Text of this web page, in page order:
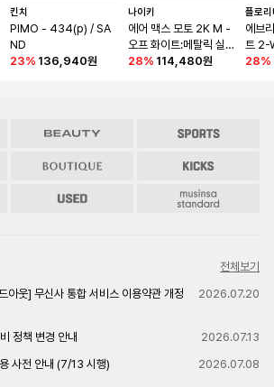
킨치
PIMO - 434(p) / SA
ND
23% 136,940원
나이키
에어 맥스 모토 2K M -
오프 화이트:메탈릭 실
버:하이퍼 터콰이즈:블
28% 114,480원
플로
에브
트 2-
랙
28%
전체보기
웃] 무신사 통합 서비스 이용약관 개정
2026.07.20
정책 변경 안내
2026.07.13
사전 안내 (7/13 시행)
2026.07.08